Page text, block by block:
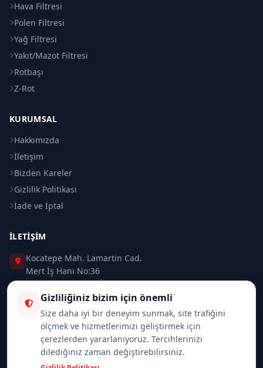
Hava Filtresi
Polen Filtresi
Yağ Filtresi
Yakıt/Mazot Filtresi
Rotbaşı
Z-Rot
KURUMSAL
Hakkımızda
İletişim
Bizden Kareler
Gizlilik Politikası
İade ve İptal
İLETIŞIM
Kocatepe Mah. Lamartin Cad.
Mert İş Hanı No:36
Taksim / Beyoğlu / İSTANBUL
0 (212) 235 37 83
0 (532) 418 08 46
info@merttrade.com
Gizliliğiniz bizim için önemli
Size daha iyi bir deneyim sunmak, site trafiğini
ölçmek ve hizmetlerimizi geliştirmek için
çerezlerden yararlanıyoruz. Tercihlerinizi
dilediğiniz zaman değiştirebilirsiniz.